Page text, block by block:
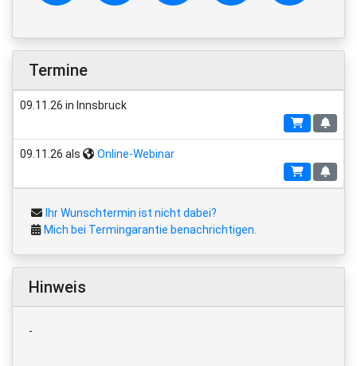
Termine
09.11.26 in Innsbruck
09.11.26 als Online-Webinar
Ihr Wunschtermin ist nicht dabei?
Mich bei Termingarantie benachrichtigen.
Hinweis
-